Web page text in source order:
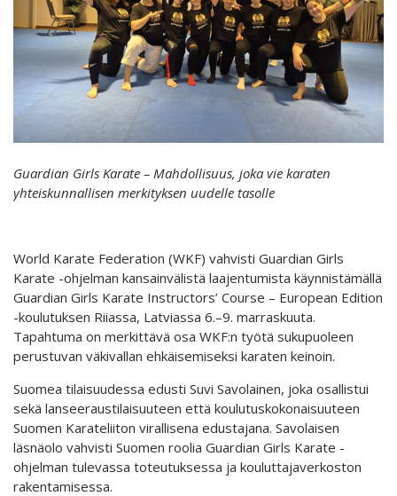
Guardian Girls Karate – Mahdollisuus, joka vie karaten
yhteiskunnallisen merkityksen uudelle tasolle
World Karate Federation (WKF) vahvisti Guardian Girls
Karate -ohjelman kansainvälistä laajentumista käynnistämällä
Guardian Girls Karate Instructors’ Course – European Edition
-koulutuksen Riiassa, Latviassa 6.–9. marraskuuta.
Tapahtuma on merkittävä osa WKF:n työtä sukupuoleen
perustuvan väkivallan ehkäisemiseksi karaten keinoin.
Suomea tilaisuudessa edusti Suvi Savolainen, joka osallistui
sekä lanseeraustilaisuuteen että koulutuskokonaisuuteen
Suomen Karateliiton virallisena edustajana. Savolaisen
läsnäolo vahvisti Suomen roolia Guardian Girls Karate -
ohjelman tulevassa toteutuksessa ja kouluttajaverkoston
rakentamisessa.